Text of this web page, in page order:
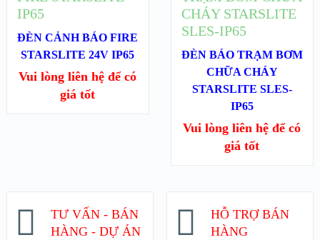
XEM NHANH
XEM CHI TIẾT
ĐỌC TIẾP
ĐÈN CẢNH BÁO FIRE
STARSLITE 24V IP65
Vui lòng liên hệ để có
giá tốt
XEM NHANH
XEM CHI TIẾT
ĐỌC TIẾP
ĐÈN BÁO TRẠM BƠM
CHỮA CHÁY
STARSLITE SLES-
IP65
Vui lòng liên hệ để có
giá tốt
TƯ VẤN - BÁN
HÀNG - DỰ ÁN
HỖ TRỢ BÁN
HÀNG